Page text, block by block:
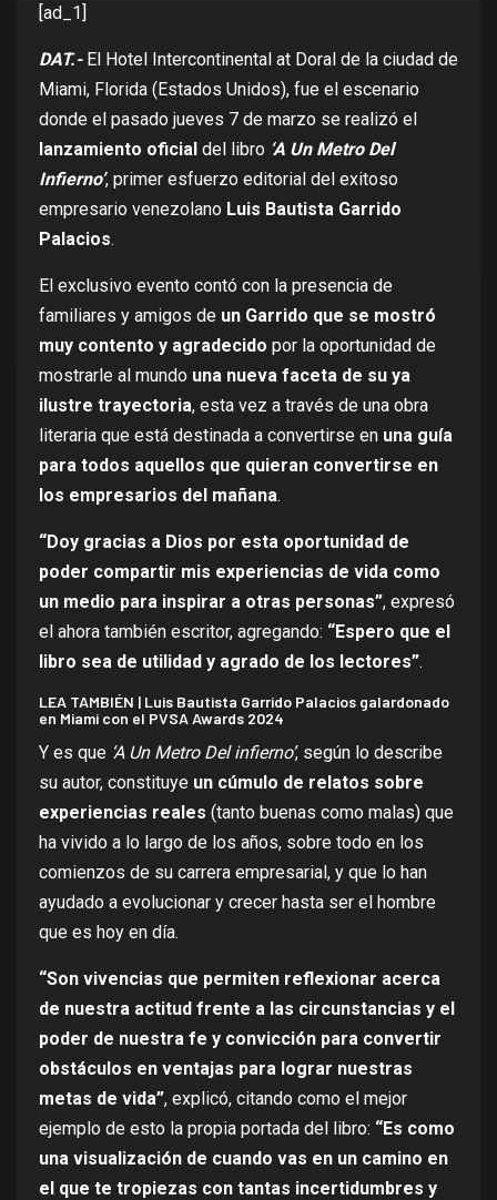
[ad_1]
DAT.-El Hotel Intercontinental at Doral de la ciudad de
Miami, Florida (Estados Unidos), fue el escenario
donde el pasado jueves 7 de marzo se realizó el
lanzamiento oficial del libro ‘A Un Metro Del
Infierno’, primer esfuerzo editorial del exitoso
empresario venezolano Luis Bautista Garrido
Palacios.
El exclusivo evento contó con la presencia de
familiares y amigos de un Garrido que se mostró
muy contento y agradecido por la oportunidad de
mostrarle al mundo una nueva faceta de su ya
ilustre trayectoria, esta vez a través de una obra
literaria que está destinada a convertirse en una guía
para todos aquellos que quieran convertirse en
los empresarios del mañana.
“Doy gracias a Dios por esta oportunidad de
poder compartir mis experiencias de vida como
un medio para inspirar a otras personas”, expresó
el ahora también escritor, agregando: “Espero que el
libro sea de utilidad y agrado de los lectores”.
LEA TAMBIÉN | Luis Bautista Garrido Palacios galardonado
en Miami con el PVSA Awards 2024
Y es que ‘A Un Metro Del infierno’, según lo describe
su autor, constituye un cúmulo de relatos sobre
experiencias reales (tanto buenas como malas) que
ha vivido a lo largo de los años, sobre todo en los
comienzos de su carrera empresarial, y que lo han
ayudado a evolucionar y crecer hasta ser el hombre
que es hoy en día.
“Son vivencias que permiten reflexionar acerca
de nuestra actitud frente a las circunstancias y el
poder de nuestra fe y convicción para convertir
obstáculos en ventajas para lograr nuestras
metas de vida”, explicó, citando como el mejor
ejemplo de esto la propia portada del libro: “Es como
una visualización de cuando vas en un camino en
el que te tropiezas con tantas incertidumbres y